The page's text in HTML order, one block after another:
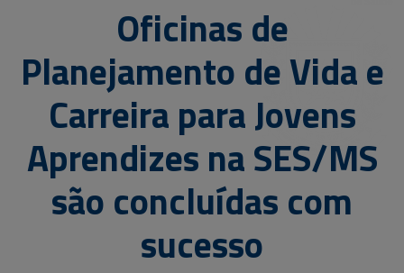
Oficinas de
Planejamento de Vida e
Carreira para Jovens
Aprendizes na SES/MS
são concluídas com
sucesso